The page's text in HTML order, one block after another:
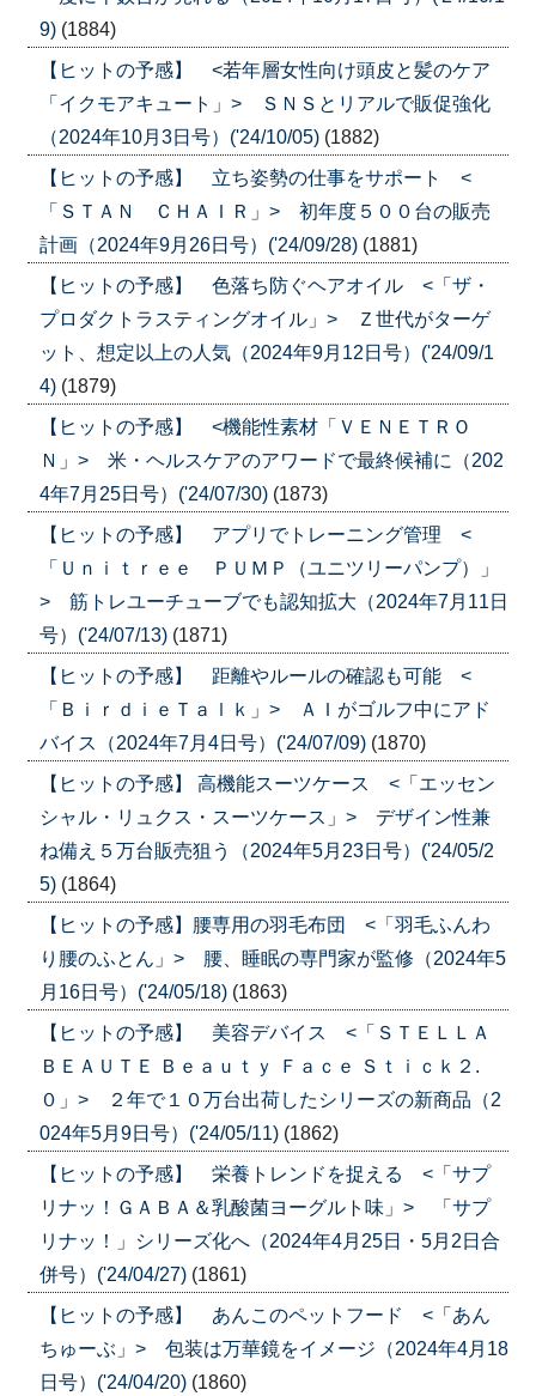
9) (1884)
【ヒットの予感】 <若年層女性向け頭皮と髪のケア
「イクモアキュート」> ＳＮＳとリアルで販促強化
（2024年10月3日号）('24/10/05) (1882)
【ヒットの予感】 立ち姿勢の仕事をサポート <
「ＳＴＡＮ ＣＨＡＩＲ」> 初年度５００台の販売
計画（2024年9月26日号）('24/09/28) (1881)
【ヒットの予感】 色落ち防ぐヘアオイル <「ザ・
プロダクトラスティングオイル」> Ｚ世代がターゲ
ット、想定以上の人気（2024年9月12日号）('24/09/1
4) (1879)
【ヒットの予感】 <機能性素材「ＶＥＮＥＴＲＯ
Ｎ」> 米・ヘルスケアのアワードで最終候補に（202
4年7月25日号）('24/07/30) (1873)
【ヒットの予感】 アプリでトレーニング管理 <
「Ｕｎｉｔｒｅｅ ＰＵＭＰ（ユニツリーパンプ）」
> 筋トレユーチューブでも認知拡大（2024年7月11日
号）('24/07/13) (1871)
【ヒットの予感】 距離やルールの確認も可能 <
「ＢｉｒｄｉｅＴａｌｋ」> ＡＩがゴルフ中にアド
バイス（2024年7月4日号）('24/07/09) (1870)
【ヒットの予感】 高機能スーツケース <「エッセン
シャル・リュクス・スーツケース」> デザイン性兼
ね備え５万台販売狙う（2024年5月23日号）('24/05/2
5) (1864)
【ヒットの予感】腰専用の羽毛布団 <「羽毛ふんわ
り腰のふとん」> 腰、睡眠の専門家が監修（2024年5
月16日号）('24/05/18) (1863)
【ヒットの予感】 美容デバイス <「ＳＴＥＬＬＡ
ＢＥＡＵＴＥ Ｂｅａｕｔｙ Ｆａｃｅ Ｓｔｉｃｋ２.
０」> ２年で１０万台出荷したシリーズの新商品（2
024年5月9日号）('24/05/11) (1862)
【ヒットの予感】 栄養トレンドを捉える <「サプ
リナッ！ＧＡＢＡ＆乳酸菌ヨーグルト味」> 「サプ
リナッ！」シリーズ化へ（2024年4月25日・5月2日合
併号）('24/04/27) (1861)
【ヒットの予感】 あんこのペットフード <「あん
ちゅーぶ」> 包装は万華鏡をイメージ（2024年4月18
日号）('24/04/20) (1860)